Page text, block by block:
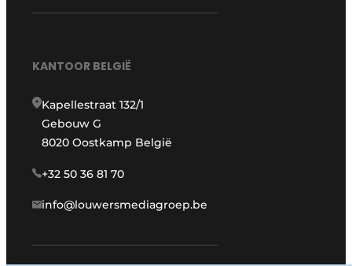
KANTOOR BELGIË
Kapellestraat 132/1
Gebouw G
8020 Oostkamp België
+32 50 36 81 70
info@louwersmediagroep.be